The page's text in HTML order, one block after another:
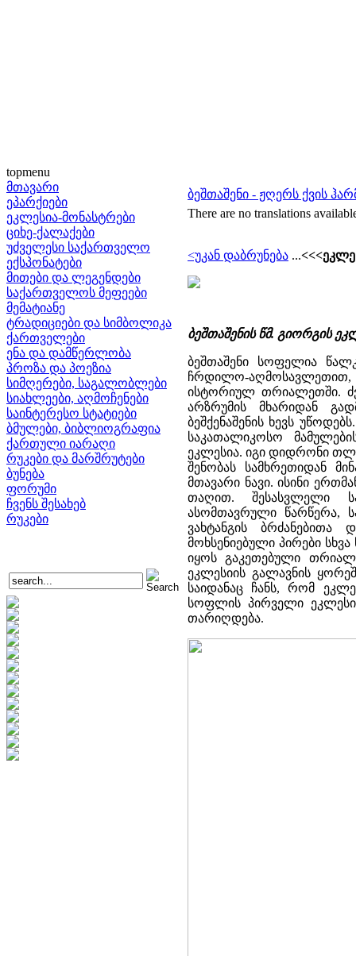
topmenu
მთავარი
ეპარქიები
ეკლესია-მონასტრები
ციხე-ქალაქები
უძველესი საქართველო
ექსპონატები
მითები და ლეგენდები
საქართველოს მეფეები
მემატიანე
ტრადიციები და სიმბოლიკა
ქართველები
ენა და დამწერლობა
პროზა და პოეზია
სიმღერები, საგალობლები
სიახლეები, აღმოჩენები
საინტერესო სტატიები
ბმულები, ბიბლიოგრაფია
ქართული იარაღი
რუკები და მარშრუტები
ბუნება
ფორუმი
ჩვენს შესახებ
რუკები
ბეშთაშენი - ჟღერს ქვის
There are no translations
<უკან დაბრუნება ...
ბეშთაშენის წმ. გიორგის
ბეშთაშენი სოფელია
ჩრდილო-აღმოსავლეთით,
ისტორიულ თრიალეთში.
არზრუმის მხარიდან
ბეშქენაშენის ხევს
საკათალიკოსო
ეკლესია. იგი დიდრონი
შენობას სამხრეთიდან
მთავარი ნავი. ისინი
თაღით. შესასვლელი
ასომთავრული წარწერა,
ვახტანგის
მოხსენიებული პირები
იყოს გაკეთებული
ეკლესიის გალავნის
საიდანაც ჩანს, რომ
სოფლის პირველი
თარიღდება.